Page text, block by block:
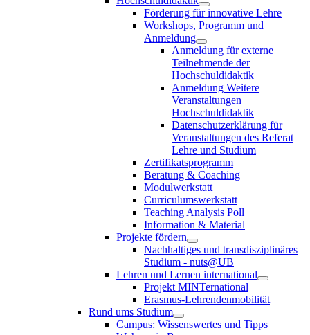
Förderung für innovative Lehre
Workshops, Programm und
Anmeldung
Anmeldung für externe
Teilnehmende der
Hochschuldidaktik
Anmeldung Weitere
Veranstaltungen
Hochschuldidaktik
Datenschutzerklärung für
Veranstaltungen des Referat
Lehre und Studium
Zertifikatsprogramm
Beratung & Coaching
Modulwerkstatt
Curriculumswerkstatt
Teaching Analysis Poll
Information & Material
Projekte fördern
Nachhaltiges und transdisziplinäres
Studium - nuts@UB
Lehren und Lernen international
Projekt MINTernational
Erasmus-Lehrendenmobilität
Rund ums Studium
Campus: Wissenswertes und Tipps